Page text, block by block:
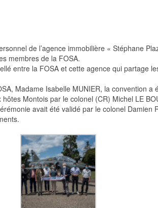
de l’agence immobilière « Stéphane
membres de la FOSA.
entre la FOSA et cette agence qui partage
Madame Isabelle MUNIER, la convention
Montois par le colonel (CR) Michel LE
avait été validé par le colonel Damien